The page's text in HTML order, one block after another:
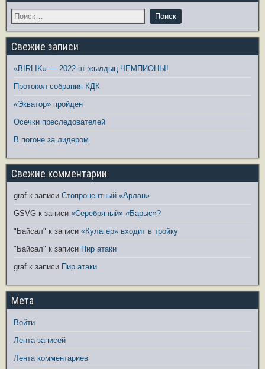
Свежие записи
«BIRLIK» — 2022-ші жылдың ЧЕМПИОНЫ!
Протокол собрания КДК
«Экватор» пройден
Осечки преследователей
В погоне за лидером
Свежие комментарии
graf к записи Стопроцентный «Арлан»
GSVG к записи «Серебряный» «Барыс»?
"Байсал" к записи «Кулагер» входит в тройку
"Байсал" к записи Пир атаки
graf к записи Пир атаки
Мета
Войти
Лента записей
Лента комментариев